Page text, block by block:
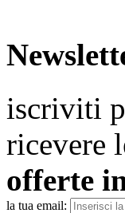
iscriviti
ricevere
offerte
la tua email: